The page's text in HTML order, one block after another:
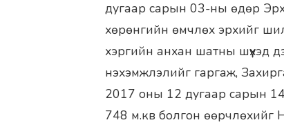
дугаар сарын 03-ны өдөр
хөрөнгийн өмчлөх эрхийг
хэргийн анхан шатны шүүхэд
нэхэмжлэлийг гаргаж,
2017 оны 12 дугаар сарын
748 м.кв болгон өөрчлөхийг